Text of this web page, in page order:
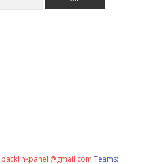
backlinkpaneli@gmail.com Teams: